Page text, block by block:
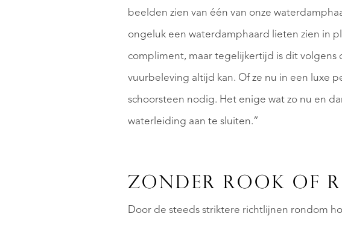
beelden zien van één van onze
ongeluk een waterdamphaard lieten zien in
compliment, maar tegelijkertijd is dit volgens
vuurbeleving altijd kan. Of ze nu in een luxe
schoorsteen nodig. Het enige wat zo nu en
waterleiding aan te sluiten.”
ZONDER ROOK OF
Door de steeds striktere richtlijnen rondom